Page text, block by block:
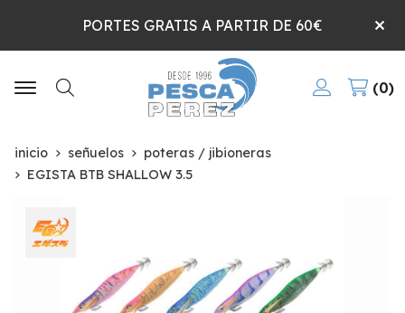
PORTES GRATIS A PARTIR DE 60€
Buscar
0
inicio señuelos
poteras / jibioneras
EGISTA BTB SHALLOW 3.5